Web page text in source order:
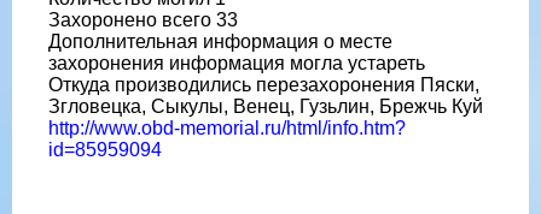
Захоронено всего 33
Дополнительная информация о месте
захоронения информация могла устареть
Откуда производились перезахоронения Пяски,
Згловецка, Сыкулы, Венец, Гузьлин, Брежчь Куй
http://www.obd-memorial.ru/html/info.htm?
id=85959094